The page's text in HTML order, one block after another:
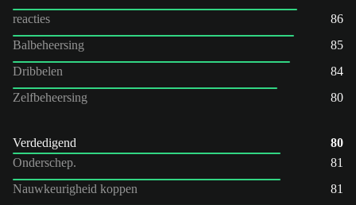
reacties
86
Balbeheersing
85
Dribbelen
84
Zelfbeheersing
80
Verdedigend
80
Onderschep.
81
Nauwkeurigheid koppen
81